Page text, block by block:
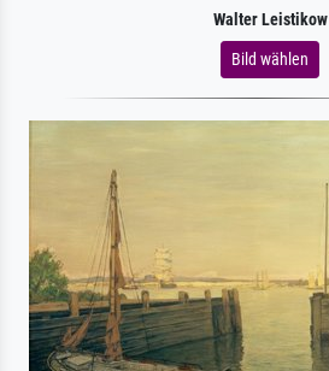
Walter Leistikow
Bild wählen